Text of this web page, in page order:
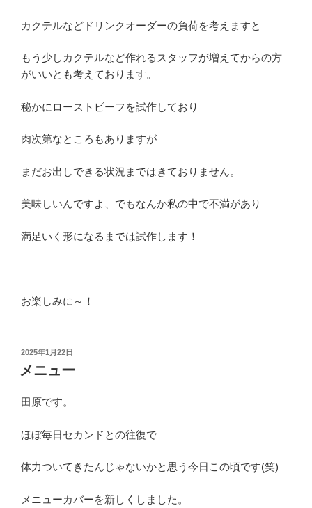
カクテルなどドリンクオーダーの負荷を考えますと
もう少しカクテルなど作れるスタッフが増えてからの方
がいいとも考えております。
秘かにローストビーフを試作しており
肉次第なところもありますが
まだお出しできる状況まではきておりません。
美味しいんですよ、でもなんか私の中で不満があり
満足いく形になるまでは試作します！
お楽しみに～！
投
日:
2025年1月22日
メニュー
田原です。
ほぼ毎日セカンドとの往復で
体力ついてきたんじゃないかと思う今日この頃です(笑)
メニューカバーを新しくしました。